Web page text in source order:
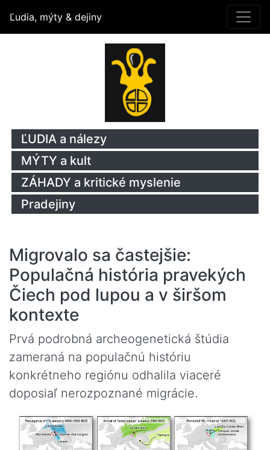
Ľudia, mýty & dejiny
ĽUDIA a nálezy
MÝTY a kult
ZÁHADY a kritické myslenie
Pradejiny
Migrovalo sa častejšie:
Populačná história pravekých
Čiech pod lupou a v širšom
kontexte
Prvá podrobná archeogenetická štúdia
zameraná na populačnú históriu
konkrétneho regiónu odhalila viaceré
doposiaľ nerozpoznané migrácie.